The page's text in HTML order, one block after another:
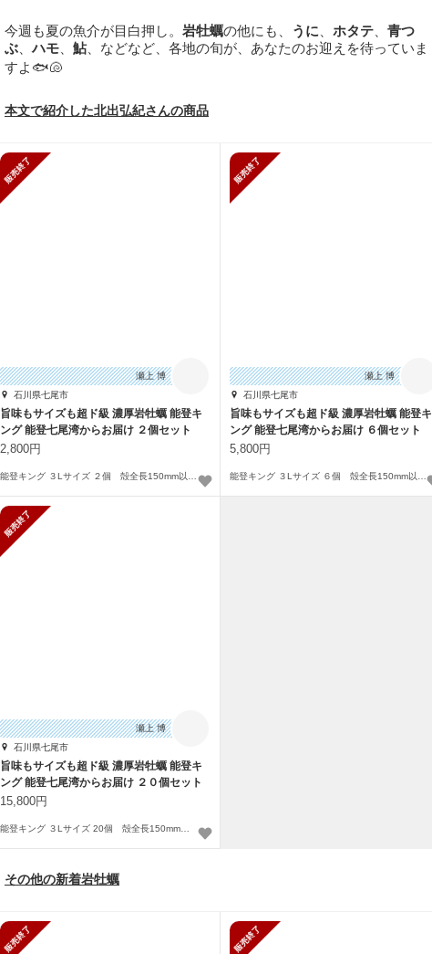
今週も夏の魚介が目白押し。 岩牡蠣の他にも、 うに ホタテ
青つ
ぶ 、ハモ 鮎、などなど、各地の旬が、あなたのお迎えを待っていま
すよ🐟🐚
本文で紹介した北出弘紀さんの商品
瀬上 博
石川県七尾市
旨味もサイズも超ド級 濃厚岩牡蠣 能登キ
ング 能登七尾湾からお届け ２個セット
2,800円
瀬上 博
石川県七尾市
旨味もサイズも超ド級 濃厚岩牡蠣 能登キ
ング 能登七尾湾からお届け ６個セット
5,800円
瀬上 博
石川県七尾市
旨味もサイズも超ド級 濃厚岩牡蠣 能登キ
ング 能登七尾湾からお届け ２０個セット
15,800円
その他の新着岩牡蠣